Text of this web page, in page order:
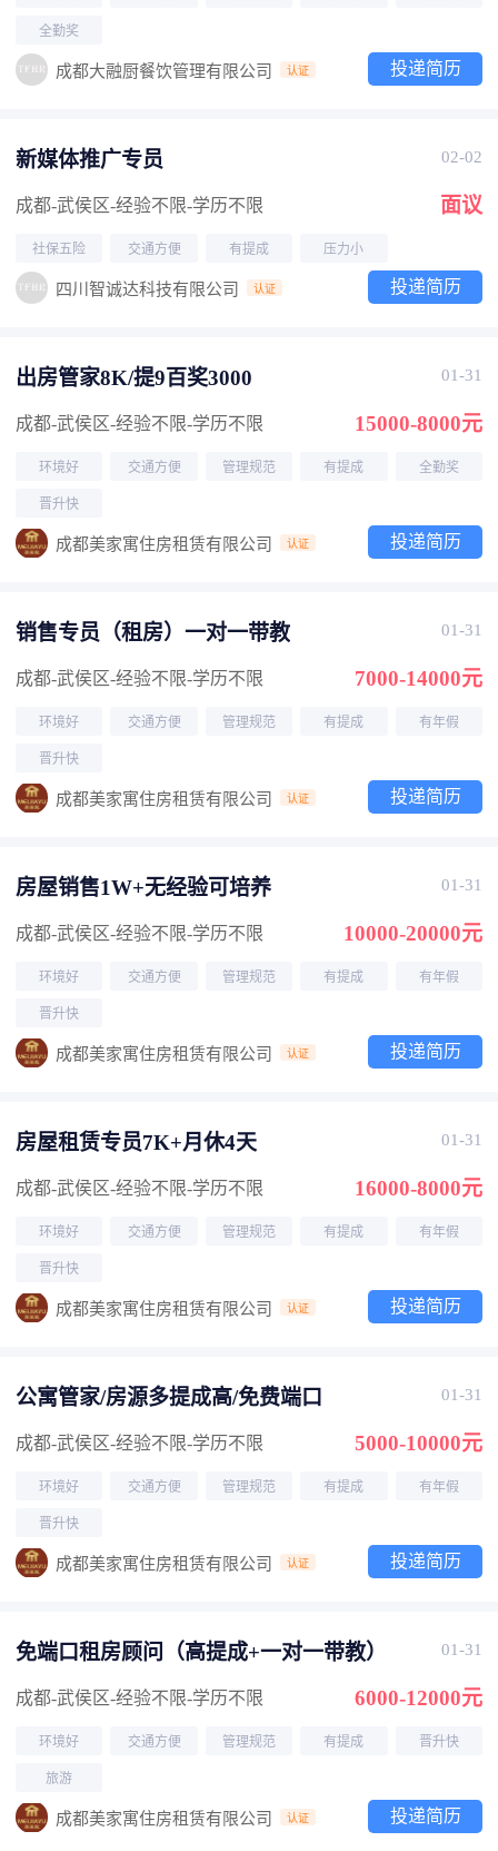
全勤奖
成都大融厨餐饮管理有限公司 认证 投递简历
新媒体推广专员 02-02
成都-武侯区-经验不限-学历不限 面议
社保五险 交通方便 有提成 压力小
四川智诚达科技有限公司 认证 投递简历
出房管家8K/提9百奖3000 01-31
成都-武侯区-经验不限-学历不限 15000-8000元
环境好 交通方便 管理规范 有提成 全勤奖
晋升快
成都美家寓住房租赁有限公司 认证 投递简历
销售专员（租房）一对一带教 01-31
成都-武侯区-经验不限-学历不限 7000-14000元
环境好 交通方便 管理规范 有提成 有年假
晋升快
成都美家寓住房租赁有限公司 认证 投递简历
房屋销售1W+无经验可培养 01-31
成都-武侯区-经验不限-学历不限 10000-20000元
环境好 交通方便 管理规范 有提成 有年假
晋升快
成都美家寓住房租赁有限公司 认证 投递简历
房屋租赁专员7K+月休4天 01-31
成都-武侯区-经验不限-学历不限 16000-8000元
环境好 交通方便 管理规范 有提成 有年假
晋升快
成都美家寓住房租赁有限公司 认证 投递简历
公寓管家/房源多提成高/免费端口 01-31
成都-武侯区-经验不限-学历不限 5000-10000元
环境好 交通方便 管理规范 有提成 有年假
晋升快
成都美家寓住房租赁有限公司 认证 投递简历
免端口租房顾问（高提成+一对一带教） 01-31
成都-武侯区-经验不限-学历不限 6000-12000元
环境好 交通方便 管理规范 有提成 晋升快
旅游
成都美家寓住房租赁有限公司 认证 投递简历